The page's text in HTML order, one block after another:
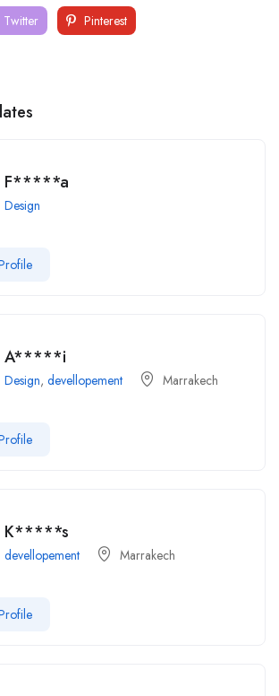
Twitter Pinterest
F*****a
Design
A*****i
Design, devellopement Marrakech
K*****s
devellopement Marrakech